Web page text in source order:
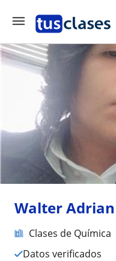
Walter Adrian
Clases de Química
Datos verificados